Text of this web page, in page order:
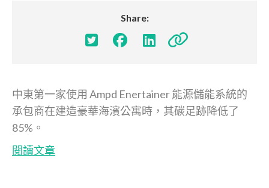
Share:
   
中東第一家使用 Ampd Enertainer 能源儲能系統的
承包商在建造豪華海濱公寓時，其碳足跡降低了
85%。
閱讀文章